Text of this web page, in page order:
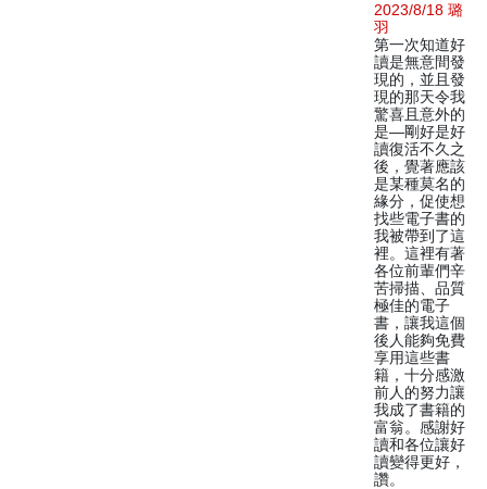
2023/8/18 璐
羽
第一次知道好
讀是無意間發
現的，並且發
現的那天令我
驚喜且意外的
是—剛好是好
讀復活不久之
後，覺著應該
是某種莫名的
緣分，促使想
找些電子書的
我被帶到了這
裡。這裡有著
各位前輩們辛
苦掃描、品質
極佳的電子
書，讓我這個
後人能夠免費
享用這些書
籍，十分感激
前人的努力讓
我成了書籍的
富翁。感謝好
讀和各位讓好
讀變得更好，
讚。